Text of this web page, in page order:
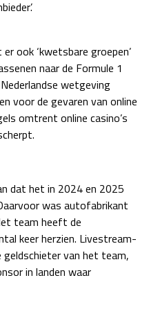
27 - 29 nov
ook ‘kwetsbare groepen’
naar de Formule 1
wetgeving
voor de gevaren van online
omtrent online casino’s
dat het in 2024 en 2025
was autofabrikant
team heeft de
keer herzien. Livestream-
van het team,
in landen waar